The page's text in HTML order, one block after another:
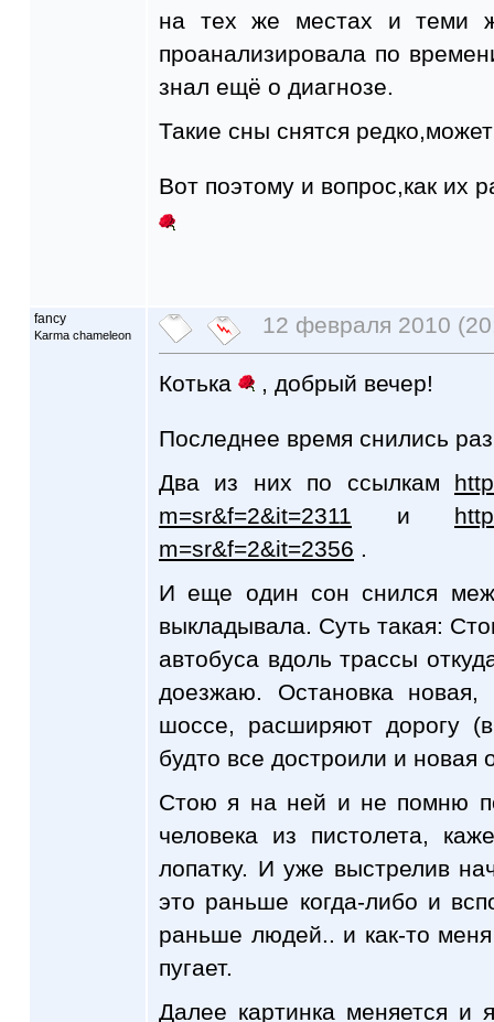
на тех же местах и теми
проанализировала по
знал ещё о диагнозе.
Такие сны снятся
Вот поэтому и вопрос,как их
fancy
Karma chameleon 12 февраля 2010
Котька , добрый вечер!
Последнее время снились
Два из них по ссылкам
m=sr&f=2&it=2311 и
m=sr&f=2&it=2356 .
И еще один сон снился
выкладывала. Суть такая:
автобуса вдоль трассы
доезжаю. Остановка
шоссе, расширяют дорогу
будто все достроили и новая
Стою я на ней и не помню
человека из пистолета,
лопатку. И уже выстрелив
это раньше когда-либо и
раньше людей.. и как-то
пугает.
Далее картинка меняется и